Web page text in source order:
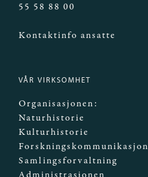
55 58 88 00
Kontaktinfo ansatte
VÅR VIRKSOMHET
Organisasjonen:
Naturhistorie
Kulturhistorie
Forskningskommunikasjon
Samlingsforvaltning